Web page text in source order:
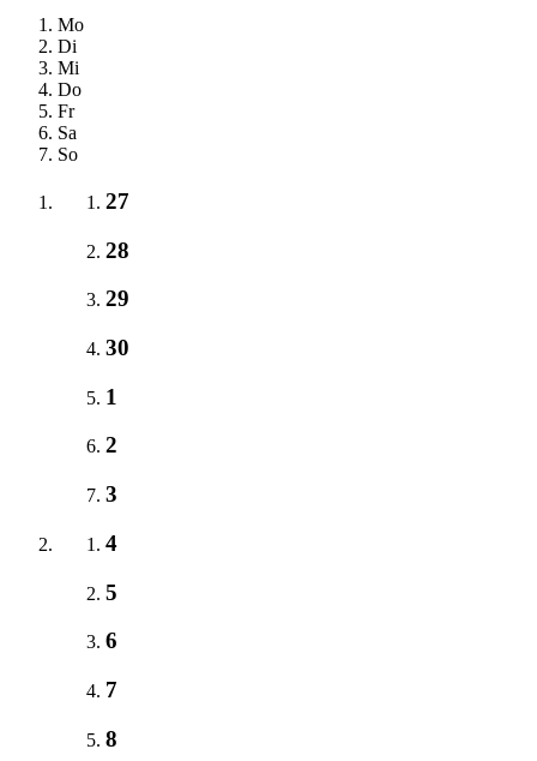
Mo
Di
Mi
Do
Fr
Sa
So
27
28
29
30
1
2
3
4
5
6
7
8